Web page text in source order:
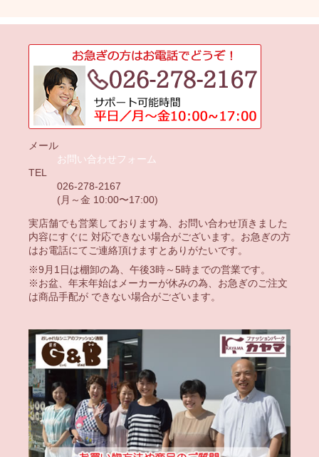
メール
お問い合わせフォーム
TEL
026-278-2167
(月～金 10:00〜17:00)
実店舗でも営業しております為、お問い合わせ頂きました
内容にすぐに 対応できない場合がございます。お急ぎの方
はお電話にてご連絡頂けますとありがたいです。
※9月1日は棚卸の為、午後3時～5時までの営業です。
※お盆、年末年始はメーカーが休みの為、お急ぎのご注文
は商品手配が できない場合がございます。